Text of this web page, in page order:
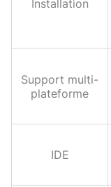
Installation
Support multi-
plateforme
IDE